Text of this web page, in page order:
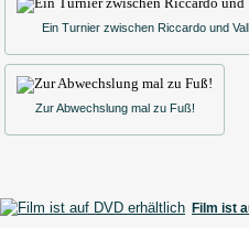
Ein Turnier zwischen Riccardo und
Zur Abwechslung mal zu Fuß!
Film ist